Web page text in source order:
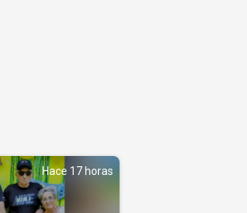
Hace 17 horas